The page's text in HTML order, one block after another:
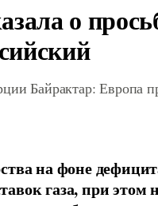
о
Байрактар: Европа
на фоне
газа, при